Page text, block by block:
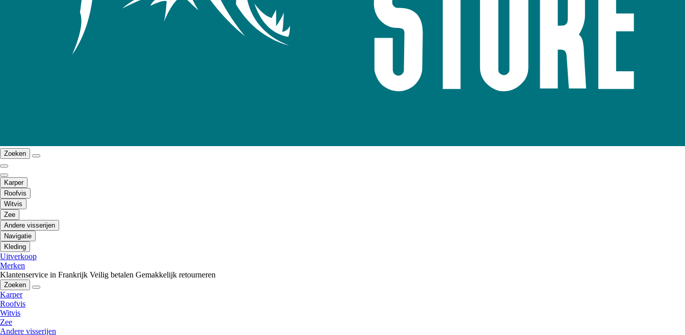
Zoeken
Karper
Roofvis
Witvis
Zee
Andere visserijen
Navigatie
Kleding
Uitverkoop
Merken
Klantenservice in Frankrijk Veilig betalen Gemakkelijk retourneren
Zoeken
Karper
Roofvis
Witvis
Zee
Andere visserijen